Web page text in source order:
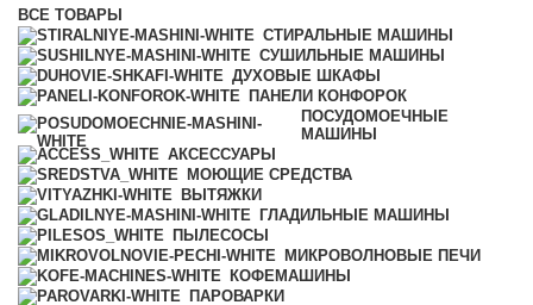
ВСЕ ТОВАРЫ
СТИРАЛЬНЫЕ МАШИНЫ
СУШИЛЬНЫЕ МАШИНЫ
ДУХОВЫЕ ШКАФЫ
ПАНЕЛИ КОНФОРОК
ПОСУДОМОЕЧНЫЕ
МАШИНЫ
АКСЕССУАРЫ
МОЮЩИЕ СРЕДСТВА
ВЫТЯЖКИ
ГЛАДИЛЬНЫЕ МАШИНЫ
ПЫЛЕСОСЫ
МИКРОВОЛНОВЫЕ ПЕЧИ
КОФЕМАШИНЫ
ПАРОВАРКИ